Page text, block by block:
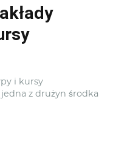
i kursy
z drużyn środka